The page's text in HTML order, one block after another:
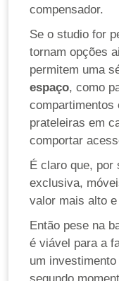
compensador.
Se o studio for
tornam opções
permitem uma
espaço, como
compartimentos
prateleiras em
comportar
É claro que, por
exclusiva,
valor mais alto
Então pese na
é viável para a
um